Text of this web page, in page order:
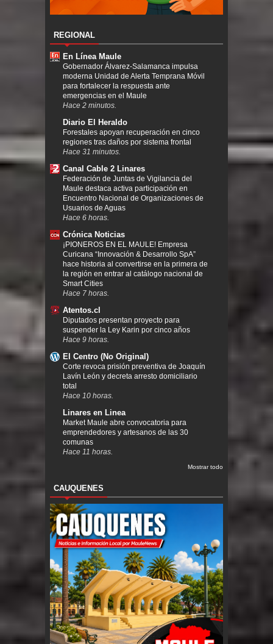
REGIONAL
En Línea Maule
Gobernador Álvarez-Salamanca impulsa
moderna Unidad de Alerta Temprana Móvil
para fortalecer la respuesta ante
emergencias en el Maule
Hace 2 minutos.
Diario El Heraldo
Forestales apoyan recuperación en cinco
regiones tras daños por sistema frontal
Hace 31 minutos.
Canal Cable 2 Linares
Federación de Juntas de Vigilancia del
Maule destaca activa participación en
Encuentro Nacional de Organizaciones de
Usuarios de Aguas
Hace 6 horas.
Crónica Noticias
¡PIONEROS EN EL MAULE! Empresa
Curicana “Innovación & Desarrollo SpA”
hace historia al convertirse en la primera de
la región en entrar al catálogo nacional de
Smart Cities
Hace 7 horas.
Atentos.cl
Diputados presentan proyecto para
suspender la Ley Karin por cinco años
Hace 9 horas.
El Centro (No Original)
Corte revoca prisión preventiva de Joaquín
Lavín León y decreta arresto domiciliario
total
Hace 10 horas.
Linares en Linea
Market Maule abre convocatoria para
emprendedores y artesanos de las 30
comunas
Hace 11 horas.
Mostrar todo
CAUQUENES